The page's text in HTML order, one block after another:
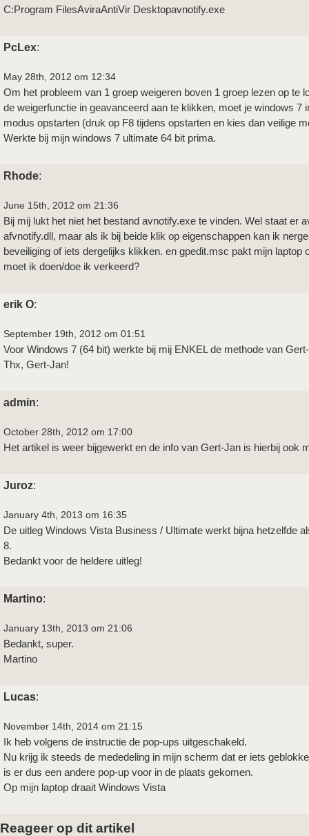
C:Program FilesAviraAntiVir Desktopavnotify.exe
PcLex:
May 28th, 2012 om 12:34
Om het probleem van 1 groep weigeren boven 1 groep lezen op te
de weigerfunctie in geavanceerd aan te klikken, moet je windows 7
modus opstarten (druk op F8 tijdens opstarten en kies dan veilige
Werkte bij mijn windows 7 ultimate 64 bit prima.
Rhode:
June 15th, 2012 om 21:36
Bij mij lukt het niet het bestand avnotify.exe te vinden. Wel staat er
afvnotify.dll, maar als ik bij beide klik op eigenschappen kan ik
beveiliging of iets dergelijks klikken. en gpedit.msc pakt mijn laptop
moet ik doen/doe ik verkeerd?
erik O:
September 19th, 2012 om 01:51
Voor Windows 7 (64 bit) werkte bij mij ENKEL de methode van
Thx, Gert-Jan!
admin:
October 28th, 2012 om 17:00
Het artikel is weer bijgewerkt en de info van Gert-Jan is hierbij ook
Juroz:
January 4th, 2013 om 16:35
De uitleg Windows Vista Business / Ultimate werkt bijna hetzelfde
8.
Bedankt voor de heldere uitleg!
Martino:
January 13th, 2013 om 21:06
Bedankt, super.
Martino
Lucas:
November 14th, 2014 om 21:15
Ik heb volgens de instructie de pop-ups uitgeschakeld.
Nu krijg ik steeds de mededeling in mijn scherm dat er iets
is er dus een andere pop-up voor in de plaats gekomen.
Op mijn laptop draait Windows Vista
Reageer op dit artikel